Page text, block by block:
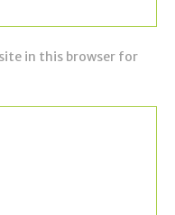
in this browser for